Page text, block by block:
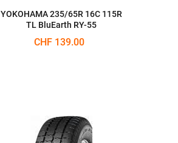
YOKOHAMA 235/65R 16C 115R
TL BluEarth RY-55
CHF 139.00